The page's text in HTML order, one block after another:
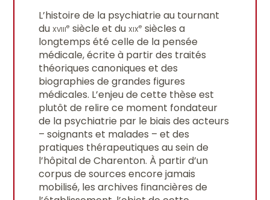
L’histoire de la psychiatrie au tournant
duxviiie siècle et duxixe siècles a
longtemps été celle de la pensée
médicale, écrite à partir des traités
théoriques canoniques et des
biographies de grandes figures
médicales. L’enjeu de cette thèse est
plutôt de relire ce moment fondateur
de la psychiatrie par le biais des acteurs
– soignants et malades – et des
pratiques thérapeutiques au sein de
l’hôpital de Charenton. À partir d’un
corpus de sources encore jamais
mobilisé, les archives financières de